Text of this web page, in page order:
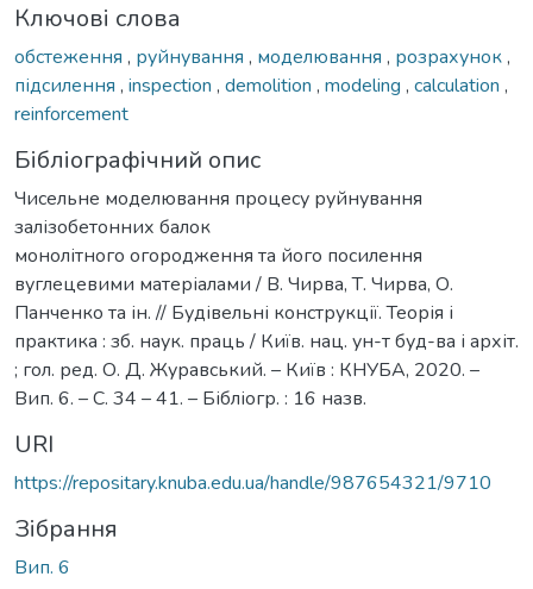
Ключові слова
обстеження , руйнування , моделювання , розрахунок,
підсилення , inspection , demolition , modeling , calculation ,
reinforcement
Бібліографічний опис
Чисельне моделювання процесу руйнування
залізобетонних балок
монолітного огородження та його посилення
вуглецевими матеріалами / В. Чирва, Т. Чирва, О.
Панченко та ін. // Будівельні конструкції. Теорія і
практика : зб. наук. праць / Київ. нац. ун-т буд-ва і архіт.
; гол. ред. О. Д. Журавський. – Київ : КНУБА, 2020. –
Вип. 6. – С. 34 – 41. – Бібліогр. : 16 назв.
URI
https://repositary.knuba.edu.ua/handle/987654321/9710
Зібрання
Вип. 6